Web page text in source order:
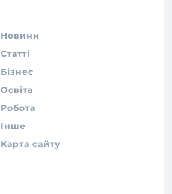
Новини
Статті
Бізнес
Освіта
Робота
Інше
Карта сайту